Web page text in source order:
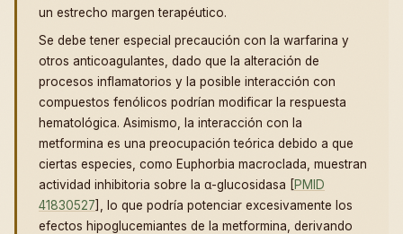
un estrecho margen terapéutico.
Se debe tener especial precaución con la warfarina y
otros anticoagulantes, dado que la alteración de
procesos inflamatorios y la posible interacción con
compuestos fenólicos podrían modificar la respuesta
hematológica. Asimismo, la interacción con la
metformina es una preocupación teórica debido a que
ciertas especies, como Euphorbia macroclada, muestran
actividad inhibitoria sobre la α-glucosidasa [PMID
41830527], lo que podría potenciar excesivamente los
efectos hipoglucemiantes de la metformina, derivando